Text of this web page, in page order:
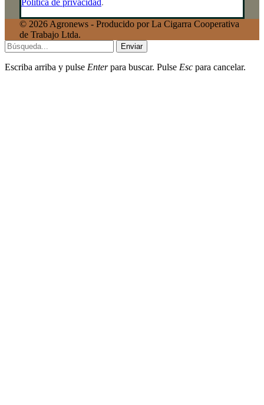
Política de privacidad.
© 2026 Agronews - Producido por La Cigarra Cooperativa
de Trabajo Ltda.
Enviar
Escriba arriba y pulse Enterpara buscar. Pulse Esc para cancelar.